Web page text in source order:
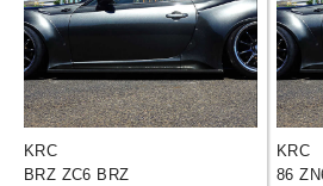
KRC
BRZ ZC6 BRZ
KRC
86